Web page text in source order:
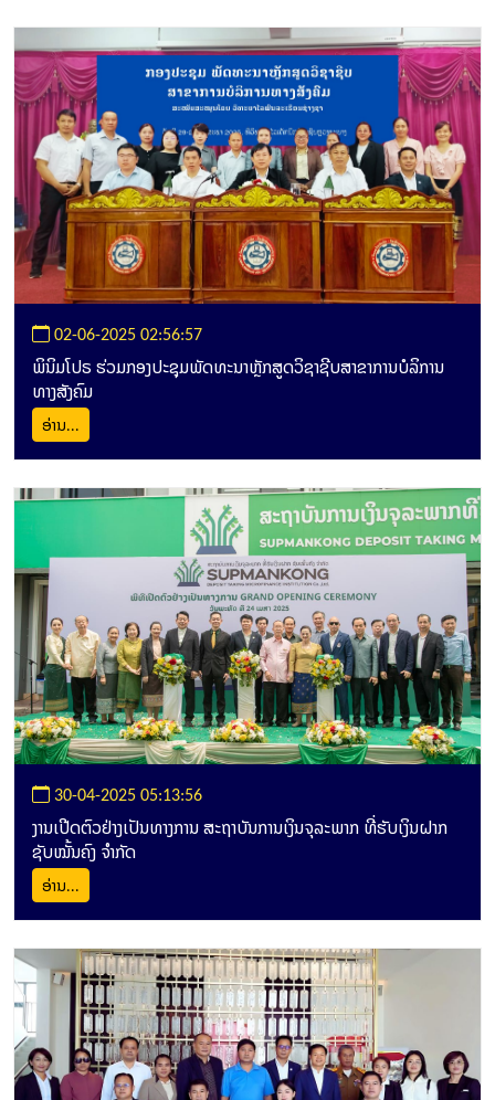
02-06-2025 02:56:57
ພິນິມໂປຣ ຮ່ວມກອງປະຊຸມພັດທະນາຫຼັກສູດວິຊາຊີບສາຂາການບໍລິການ
ທາງສັງຄົມ
ອ່ານ...
30-04-2025 05:13:56
ງານເປີດຕົວຢ່າງເປັນທາງການ ສະຖາບັນການເງິນຈຸລະພາກ ທີ່ຮັບເງິນຝາກ
ຊັບໝັ້ນຄົງ ຈຳກັດ
ອ່ານ...